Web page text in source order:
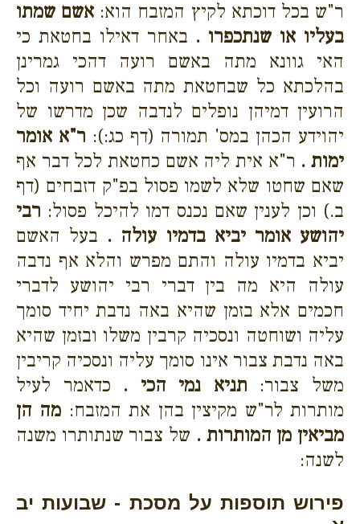
ר"ש בכל דוכתא לקיץ המזבח הוא: אשם שמתו
בעליו או שנתכפרו . באחר דאילו בחטאת כי
האי גוונא מתה באשם רועה דהכי גמרינן
בהלכתא כל שבחטאת מתה באשם רועה וכל
הרועין דמיהן נופלים לנדבה שכן מדרשו של
יהוידע הכהן במס' תמורה (דף כג:): ר"א אומר
ימות . ר"א אית ליה אשם כחטאת לכל דבר אף
שאם שחטו שלא לשמו פסול בפ"ק דזבחים (דף
ב.) וכן לענין שאם נכנס דמו להיכל פסול: רבי
יהושע אומר יביא בדמיו עולה . בעל האשם
יביא בדמיו עולה והתם מפרש והלא אף נדבה
עולה היא מה בין דברי רבי יהושע לדברי
חכמים אלא בזמן שהיא באה נדבת יחיד סומך
עליה ושוחטה ונסכיה קרבין משלו ובזמן שהיא
באה נדבת צבור אינו סומך עליה ונסכיה קריבין
משל צבור: תניא נמי הכי . כדאמר לעיל
מותרות לר"ש מקיצין בהן את המזבח: מה הן
מביאין מן המותרות . של צבור שנתותרו משנה
לשנה:
פירוש תוספות על מסכת - שבועות יב